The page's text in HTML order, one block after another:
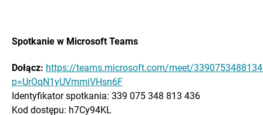
Spotkanie w Microsoft Teams
Dołącz: https://teams.microsoft.com/meet/
p=UrOqN1yUVmmiVHsn6F
Identyfikator spotkania: 339 075 348 813 436
Kod dostępu: h7Cy94KL